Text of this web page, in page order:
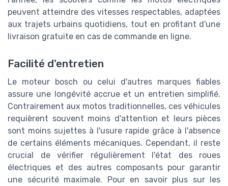
peuvent atteindre des vitesses respectables, adaptées
aux trajets urbains quotidiens, tout en profitant d'une
livraison gratuite en cas de commande en ligne.
Facilité d'entretien
Le moteur bosch ou celui d'autres marques fiables
assure une longévité accrue et un entretien simplifié.
Contrairement aux motos traditionnelles, ces véhicules
requièrent souvent moins d'attention et leurs pièces
sont moins sujettes à l'usure rapide grâce à l'absence
de certains éléments mécaniques. Cependant, il reste
crucial de vérifier régulièrement l'état des roues
électriques et des autres composants pour garantir
une sécurité maximale. Pour en savoir plus sur les